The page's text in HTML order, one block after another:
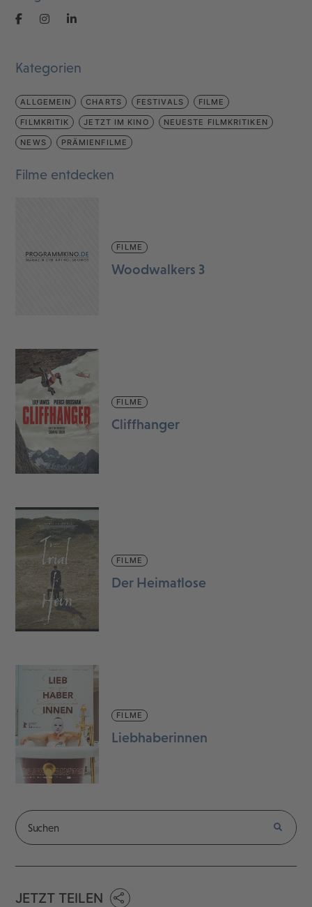
Kategorien
ALLGEMEIN CHARTS FESTIVALS FILME
FILMKRITIK JETZT IM KINO NEUESTE FILMKRITIKEN
NEWS PRÄMIENFILME
Filme entdecken
FILME
Woodwalkers 3
FILME
Cliffhanger
FILME
Der Heimatlose
FILME
Liebhaberinnen
JETZT TEILEN